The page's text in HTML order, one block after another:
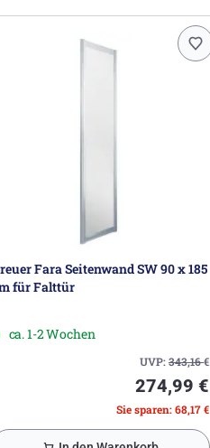
Fara Seitenwand SW 90 x 185
für Falttür
ca. 1-2 Wochen
UVP:343,16€
274,99 €
Sie sparen: 68,17 €